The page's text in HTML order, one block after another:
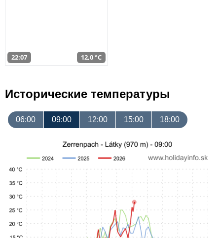
22:07 12,0 °C
Исторические температуры
06:00 09:00 12:00 15:00 18:00